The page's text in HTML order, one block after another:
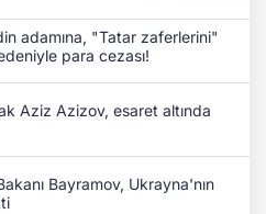
adamına, "Tatar zaferlerini"
para cezası!
Aziz Azizov, esaret altında
Bayramov, Ukrayna'nın